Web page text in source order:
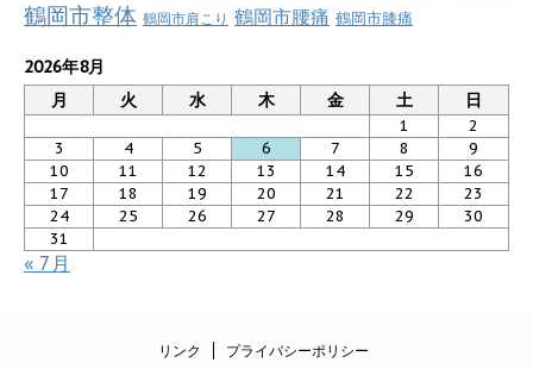
鶴岡市整体 鶴岡市肩こり 鶴岡市腰痛 鶴岡市膝痛
2026年8月
月
火 水 木 金 土 日
1
2
3
4 5 6 7 8
9
10
11 12 13 14 15
16
17
18 19 20 21 22
23
24
25 26 27 28 29
30
31
« 7月
リンク プライバシーポリシー